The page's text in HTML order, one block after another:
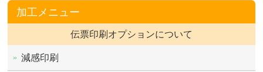
加工メニュー
伝票印刷オプションについて
減感印刷